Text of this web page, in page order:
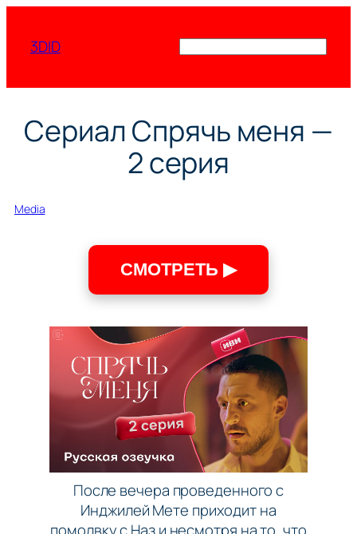
содержимому
3DID
Сериал Спрячь меня —
2 серия
Media
СМОТРЕТЬ ▶
После вечера проведенного с
Инджилей Мете приходит на
помолвку с Наз и несмотря на то, что